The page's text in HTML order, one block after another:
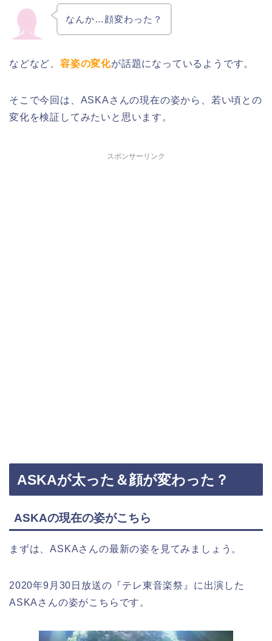
なんか…顔変わった？
などなど、 容姿の変化が話題になっているようです。
そこで今回は、ASKAさんの現在の姿から、若い頃との
変化を検証してみたいと思います。
スポンサーリンク
ASKAが太った＆顔が変わった？
ASKAの現在の姿がこちら
まずは、ASKAさんの最新の姿を見てみましょう。
2020年9月30日放送の『テレ東音楽祭』に出演した
ASKAさんの姿がこちらです。